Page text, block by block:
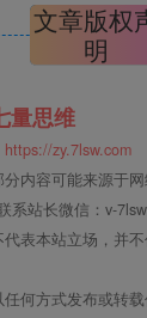
文章版权
明
量思维
https://zy.7lsw.com
内容可能来源于
系站长微信：v-7lsw
表本站立场，并
何方式发布或转